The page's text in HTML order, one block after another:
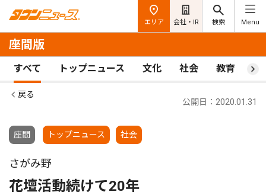
エリア 会社・IR 検索 Menu
座間版
すべて トップニュース 文化 社会 教育 ス
戻る
座間 トップニュース 社会
公開日：2020.01.31
さがみ野
花壇活動続けて20年